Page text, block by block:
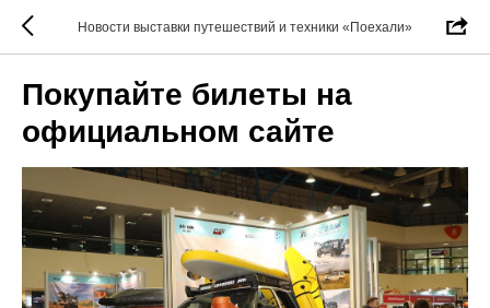
Новости выставки путешествий и техники «Поехали»
Покупайте билеты на
официальном сайте